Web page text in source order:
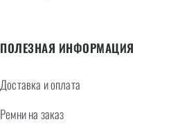
ПОЛЕЗНАЯ ИНФОРМАЦИЯ
Доставка и оплата
Ремни на заказ